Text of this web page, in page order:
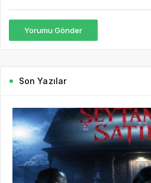
Yorumu Gönder
Son Yazılar